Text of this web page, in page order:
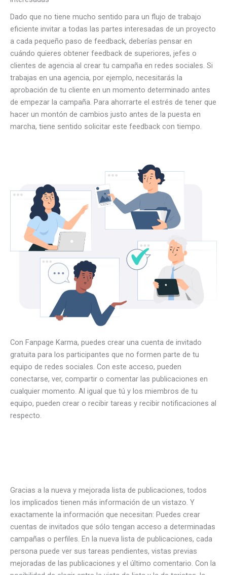
Dado que no tiene mucho sentido para un flujo de trabajo
eficiente invitar a todas las partes interesadas de un proyecto
a cada pequeño paso de feedback, deberías pensar en
cuándo quieres obtener feedback de superiores, jefes o
clientes de agencia al crear tu campaña en redes sociales. Si
trabajas en una agencia, por ejemplo, necesitarás la
aprobación de tu cliente en un momento determinado antes
de empezar la campaña. Para ahorrarte el estrés de tener que
hacer un montón de cambios justo antes de la puesta en
marcha, tiene sentido solicitar este feedback con tiempo.
Con Fanpage Karma, puedes crear una cuenta de invitado
gratuita para los participantes que no formen parte de tu
equipo de redes sociales. Con este acceso, pueden
conectarse, ver, compartir o comentar las publicaciones en
cualquier momento. Al igual que tú y los miembros de tu
equipo, pueden crear o recibir tareas y recibir notificaciones al
respecto.
Gracias a la nueva y mejorada lista de publicaciones, todos
los implicados tienen más información de un vistazo. Y
exactamente la información que necesitan: Puedes crear
cuentas de invitados que sólo tengan acceso a determinadas
campañas o perfiles. En la nueva lista de publicaciones, cada
persona puede ver sus tareas pendientes, vistas previas
mejoradas de las publicaciones y el último comentario. Con la